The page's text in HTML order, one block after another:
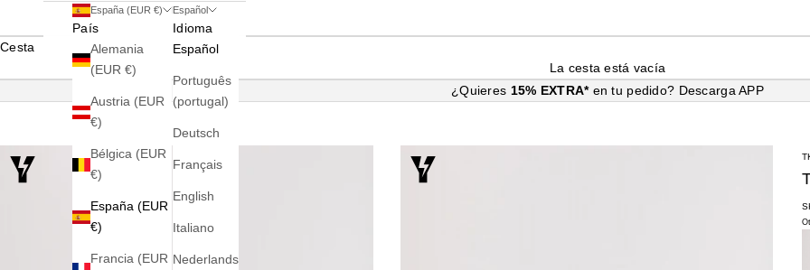
España (EUR €)
País
Alemania
(EUR €)
Austria (EUR
€)
Bélgica (EUR
€)
España (EUR
€)
Francia (EUR
Español
Idioma
Español
Português
(portugal)
Deutsch
Français
English
Italiano
Nederlands
Cesta
La cesta está vacía
¿Quieres 15% EXTRA* en tu pedido? Descarga APP